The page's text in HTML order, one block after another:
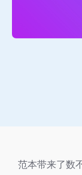
范本带来了数